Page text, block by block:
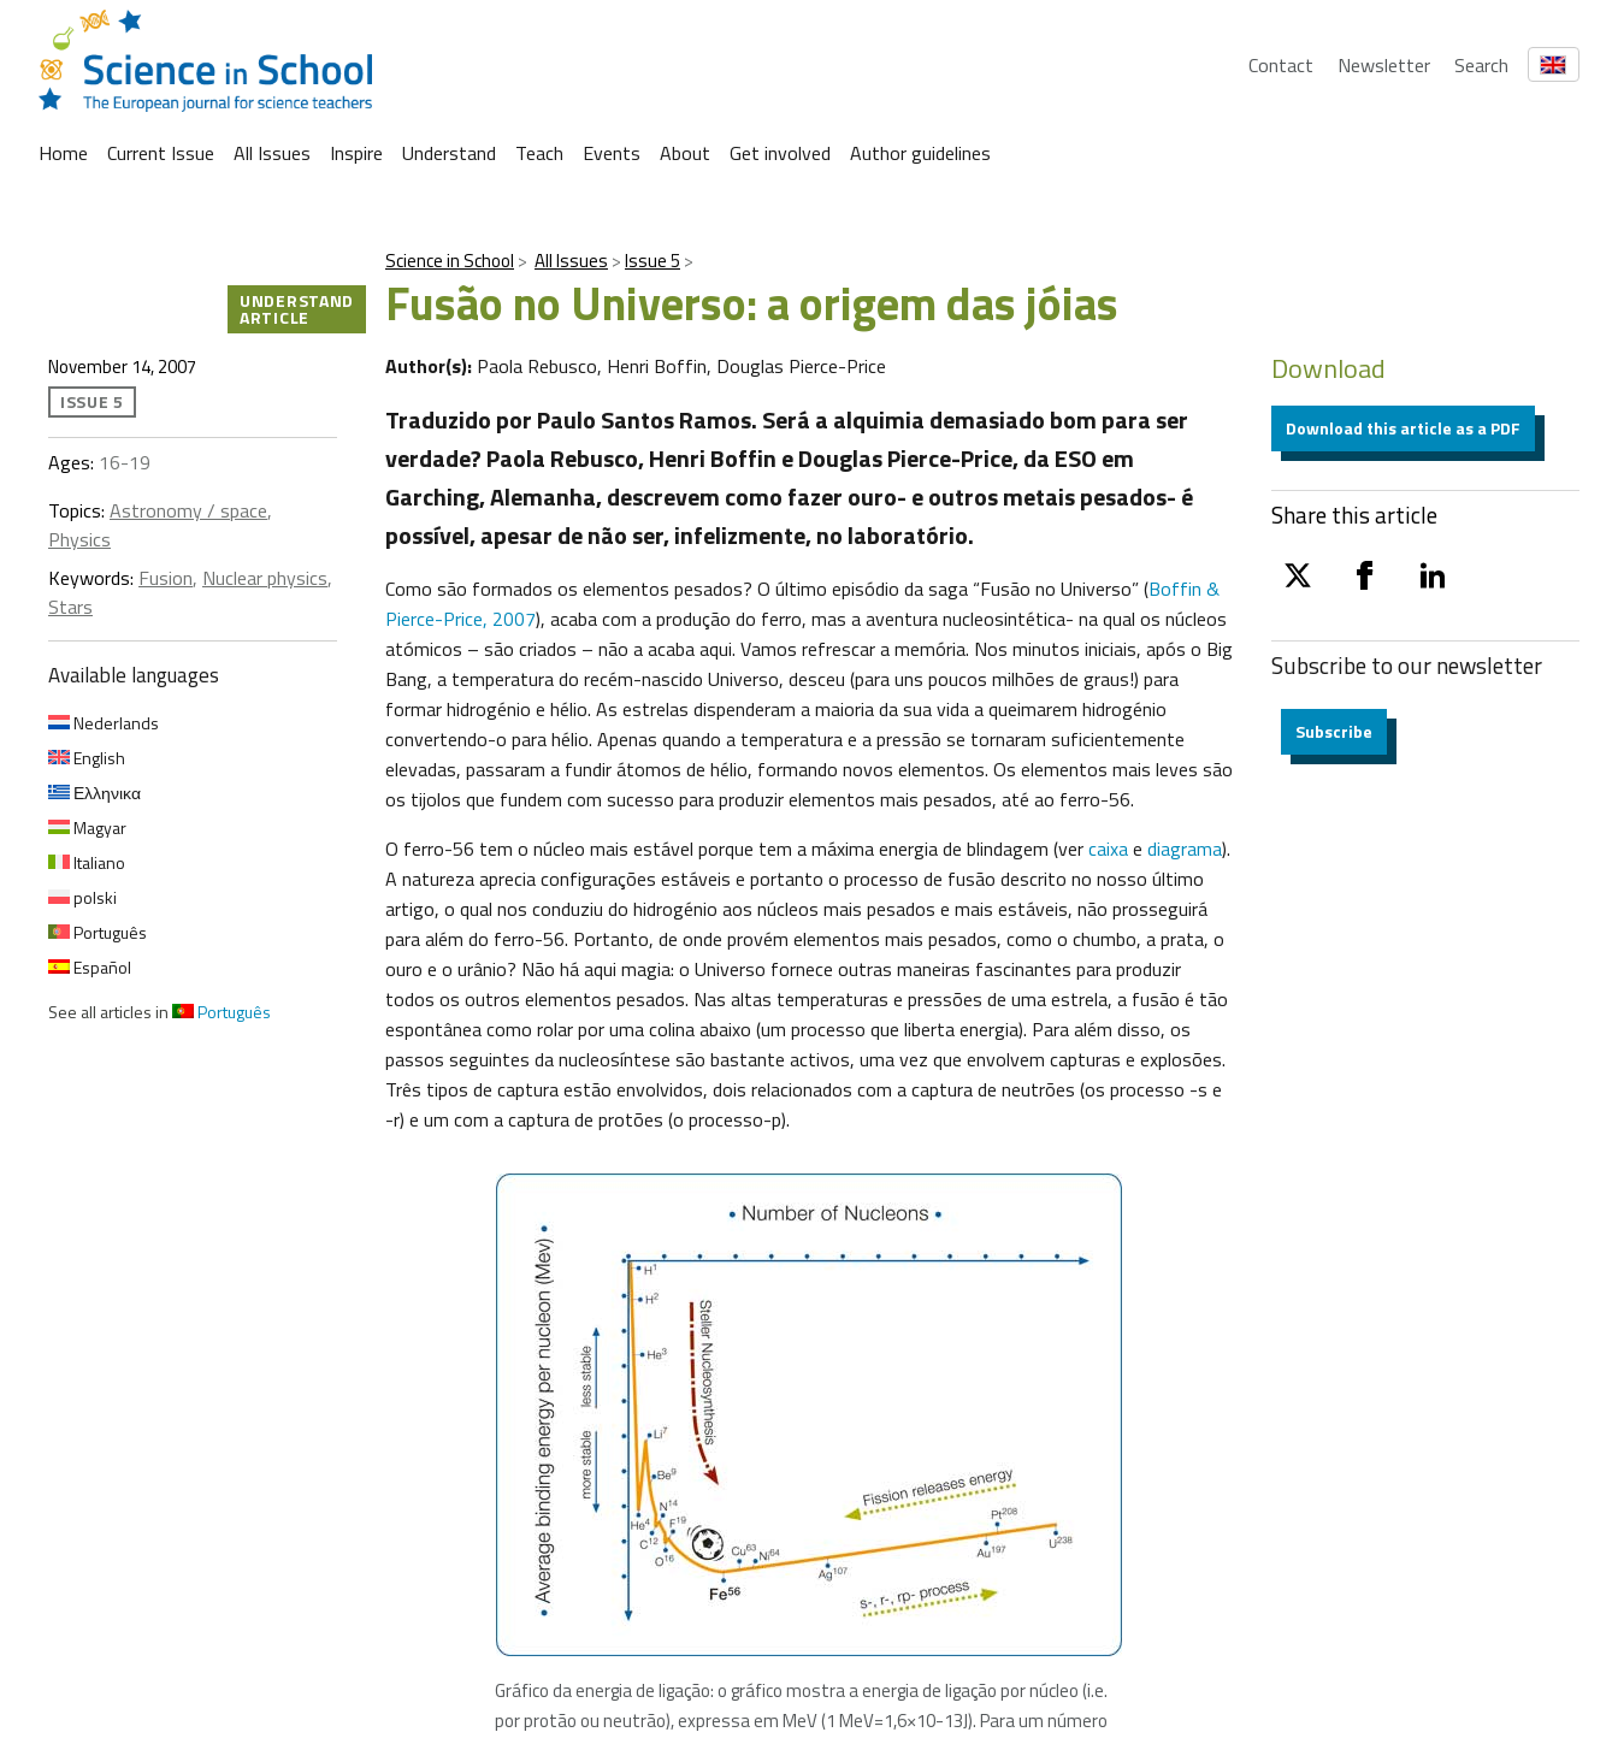
Contact Newsletter Search
Home Current Issue All Issues Inspire Understand Teach Events About Get involved Author guidelines
Science in School All Issues Issue 5
Fusão no Universo: a origem das jóias
UNDERSTAND
ARTICLE
November 14, 2007
ISSUE 5
Ages: 16-19
Topics: Astronomy / space,
Physics
Keywords: Fusion, Nuclear physics,
Stars
Available languages
Nederlands
English
Ελληνικα
Magyar
Italiano
polski
Português
Español
See all articles in
Português
Author(s): Paola Rebusco, Henri Boffin, Douglas Pierce-Price
Traduzido por Paulo Santos Ramos. Será a alquimia demasiado bom para ser
verdade? Paola Rebusco, Henri Boffin e Douglas Pierce-Price, da ESO em
Garching, Alemanha, descrevem como fazer ouro- e outros metais pesados- é
possível, apesar de não ser, infelizmente, no laboratório.
Como são formados os elementos pesados? O último episódio da saga “Fusão no Universo” (Boffin &
Pierce-Price, 2007), acaba com a produção do ferro, mas a aventura nucleosintética- na qual os núcleos
atómicos – são criados – não a acaba aqui. Vamos refrescar a memória. Nos minutos iniciais, após o Big
Bang, a temperatura do recém-nascido Universo, desceu (para uns poucos milhões de graus!) para
formar hidrogénio e hélio. As estrelas dispenderam a maioria da sua vida a queimarem hidrogénio
convertendo-o para hélio. Apenas quando a temperatura e a pressão se tornaram suficientemente
elevadas, passaram a fundir átomos de hélio, formando novos elementos. Os elementos mais leves são
os tijolos que fundem com sucesso para produzir elementos mais pesados, até ao ferro-56.
O ferro-56 tem o núcleo mais estável porque tem a máxima energia de blindagem (vercaixae diagrama).
A natureza aprecia configurações estáveis e portanto o processo de fusão descrito no nosso último
artigo, o qual nos conduziu do hidrogénio aos núcleos mais pesados e mais estáveis, não prosseguirá
para além do ferro-56. Portanto, de onde provém elementos mais pesados, como o chumbo, a prata, o
ouro e o urânio? Não há aqui magia: o Universo fornece outras maneiras fascinantes para produzir
todos os outros elementos pesados. Nas altas temperaturas e pressões de uma estrela, a fusão é tão
espontânea como rolar por uma colina abaixo (um processo que liberta energia). Para além disso, os
passos seguintes da nucleosíntese são bastante activos, uma vez que envolvem capturas e explosões.
Três tipos de captura estão envolvidos, dois relacionados com a captura de neutrões (os processo -s e
-r) e um com a captura de protões (o processo-p).
Gráfico da energia de ligação: o gráfico mostra a energia de ligação por núcleo (i.e.
por protão ou neutrão), expressa em MeV (1 MeV=1,6×10-13J). Para um número
Download
Download this article as a PDF
Share this article
twitter facebooklinkedin
Subscribe to ournewsletter
Subscribe